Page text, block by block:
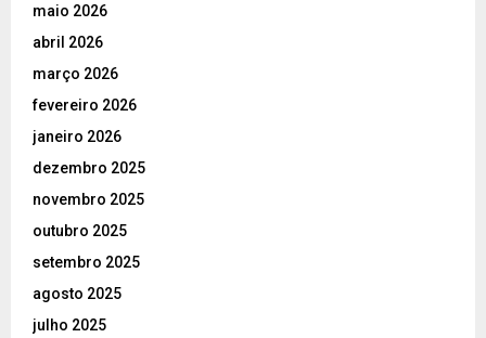
maio 2026
abril 2026
março 2026
fevereiro 2026
janeiro 2026
dezembro 2025
novembro 2025
outubro 2025
setembro 2025
agosto 2025
julho 2025